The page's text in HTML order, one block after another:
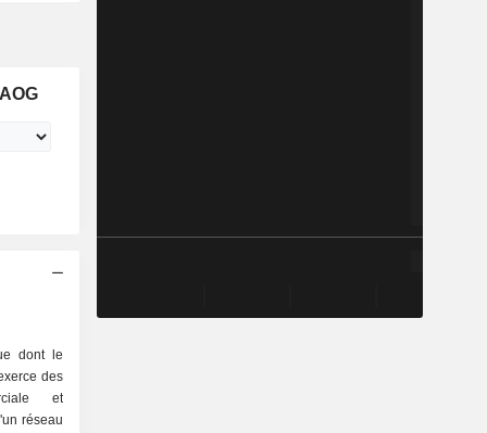
dont le
des
et
réseau